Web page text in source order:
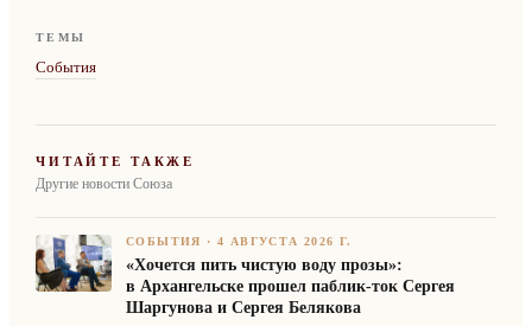
ТЕМЫ
События
ЧИТАЙТЕ ТАКЖЕ
Другие новости Союза
СОБЫТИЯ ·4 АВГУСТА 2026 Г.
«Хочется пить чистую воду прозы»:
в Архангельске прошел паблик-ток Сергея
Шаргунова и Сергея Белякова